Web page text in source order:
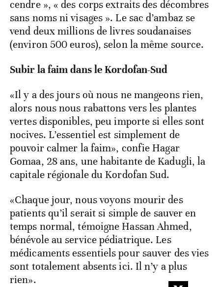
cendre », « des corps extraits des décombres
sans noms ni visages ». Le sac d’ambaz se
vend deux millions de livres soudanaises
(environ 500 euros), selon la même source.
Subir la faim dans le Kordofan-Sud
«Il y a des jours où nous ne mangeons rien,
alors nous nous rabattons vers les plantes
vertes disponibles, peu importe si elles sont
nocives. L’essentiel est simplement de
pouvoir calmer la faim», confie Hagar
Gomaa, 28 ans, une habitante de Kadugli, la
capitale régionale du Kordofan Sud.
«Chaque jour, nous voyons mourir des
patients qu’il serait si simple de sauver en
temps normal, témoigne Hassan Ahmed,
bénévole au service pédiatrique. Les
médicaments essentiels pour sauver des vies
sont totalement absents ici. Il n’y a plus
rien».